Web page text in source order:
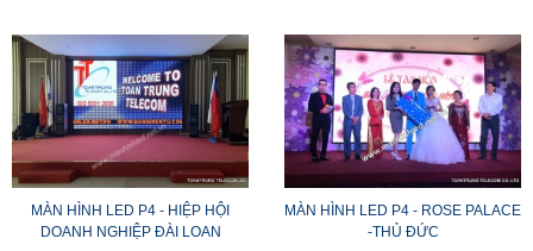
MÀN HÌNH LED P4 - HIỆP HỘI
DOANH NGHIỆP ĐÀI LOAN
MÀN HÌNH LED P4 - ROSE PALACE
-THỦ ĐỨC